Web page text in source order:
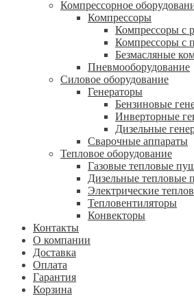
Компрессорное
Компрессоры
Компрессоры с
Компрессоры с
Безмасляные
Пневмооборудование
Силовое оборудование
Генераторы
Бензиновые
Инверторные
Дизельные
Сварочные аппараты
Тепловое оборудование
Газовые тепловые
Дизельные тепловые
Электрические
Тепловентиляторы
Конвекторы
Контакты
О компании
Доставка
Оплата
Гарантия
Корзина